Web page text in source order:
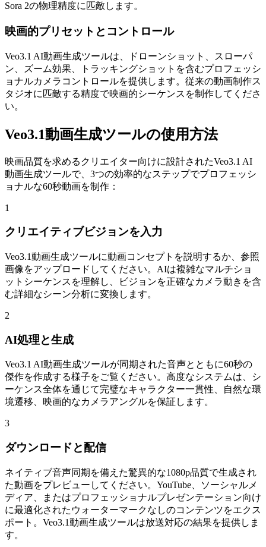
Sora 2の物理精度に匹敵します。
映画的プリセットとコントロール
Veo3.1 AI動画生成ツールは、ドローンショット、スローパ
ン、ズーム効果、トラッキングショットを含むプロフェッシ
ョナルカメラコントロールを提供します。従来の動画制作ス
タジオに匹敵する精度で映画的シーケンスを制作してくださ
い。
Veo3.1動画生成ツールの使用方法
映画品質を求めるクリエイター向けに設計されたVeo3.1 AI
動画生成ツールで、3つの効率的なステップでプロフェッシ
ョナルな60秒動画を制作：
1
クリエイティブビジョンを入力
Veo3.1動画生成ツールに動画コンセプトを説明するか、参照
画像をアップロードしてください。AIは複雑なマルチショ
ットシーケンスを理解し、ビジョンを正確なカメラ動きを含
む詳細なシーン分析に変換します。
2
AI処理と生成
Veo3.1 AI動画生成ツールが同期された音声とともに60秒の
傑作を作成する様子をご覧ください。高度なシステムは、シ
ーケンス全体を通じて完璧なキャラクター一貫性、自然な環
境遷移、映画的なカメラアングルを保証します。
3
ダウンロードと配信
ネイティブ音声同期を備えた驚異的な1080p品質で生成され
た動画をプレビューしてください。YouTube、ソーシャルメ
ディア、またはプロフェッショナルプレゼンテーション向け
に最適化されたウォーターマークなしのコンテンツをエクス
ポート。Veo3.1動画生成ツールは放送対応の結果を提供しま
す。